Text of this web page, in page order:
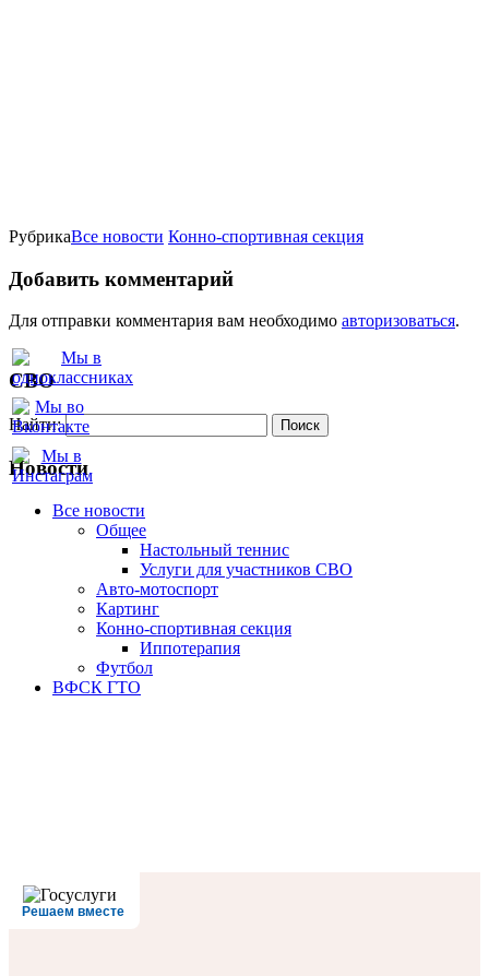
РубрикаВсе новости Конно-спортивная секция
Добавить комментарий
Для отправки комментария вам необходимо авторизоваться.
СВО
Найти:
Новости
Все новости
Oбщее
Настольный теннис
Услуги для участников СВО
Авто-мотоспорт
Картинг
Конно-спортивная секция
Иппотерапия
Футбол
ВФСК ГТО
Решаем вместе